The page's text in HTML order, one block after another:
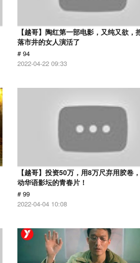
【越哥】陶红第一部电影，又纯又欲，
落市井的女人演活了
# 94
2022-04-22 09:33
【越哥】投资50万，用8万尺弃用胶卷
动华语影坛的青春片！
# 99
2022-04-04 10:08